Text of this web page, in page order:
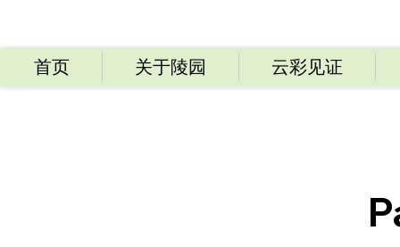
首页 关于陵园 云彩见证